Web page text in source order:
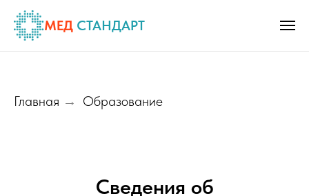
МЕД СТАНДАРТ
Главная → Образование
Сведения об